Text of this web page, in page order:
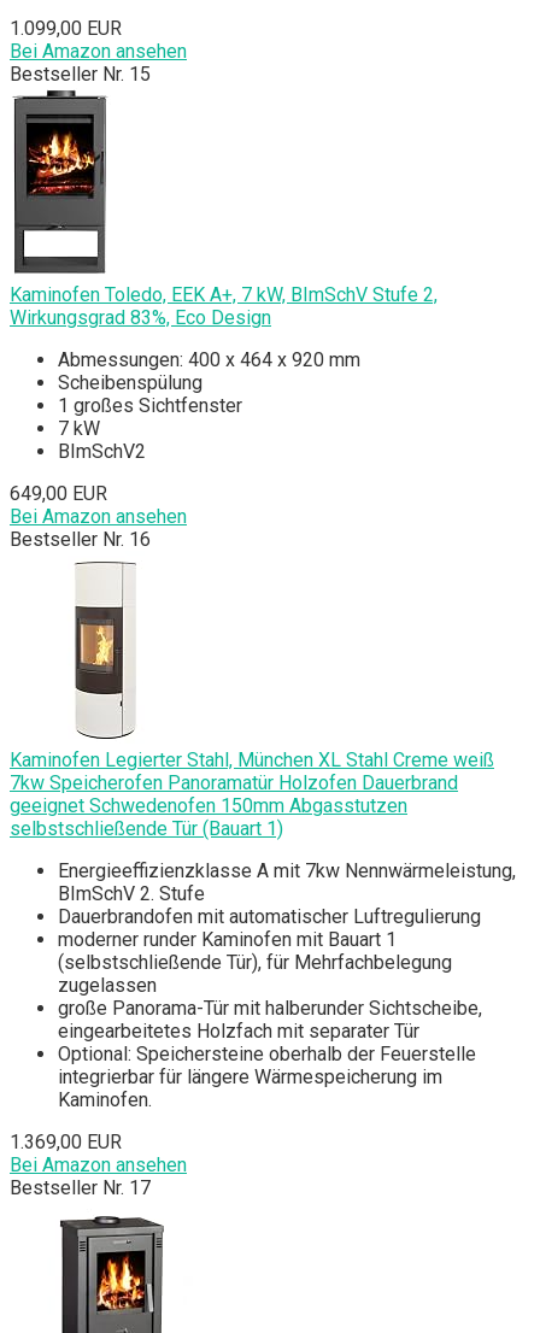
1.099,00 EUR
Bei Amazon ansehen
Bestseller Nr. 15
Kaminofen Toledo, EEK A+, 7 kW, BImSchV Stufe 2,
Wirkungsgrad 83%, Eco Design
Abmessungen: 400 x 464 x 920 mm
Scheibenspülung
1 großes Sichtfenster
7 kW
BImSchV2
649,00 EUR
Bei Amazon ansehen
Bestseller Nr. 16
Kaminofen Legierter Stahl, München XL Stahl Creme weiß
7kw Speicherofen Panoramatür Holzofen Dauerbrand
geeignet Schwedenofen 150mm Abgasstutzen
selbstschließende Tür (Bauart 1)
Energieeffizienzklasse A mit 7kw Nennwärmeleistung,
BImSchV 2. Stufe
Dauerbrandofen mit automatischer Luftregulierung
moderner runder Kaminofen mit Bauart 1
(selbstschließende Tür), für Mehrfachbelegung
zugelassen
große Panorama-Tür mit halberunder Sichtscheibe,
eingearbeitetes Holzfach mit separater Tür
Optional: Speichersteine oberhalb der Feuerstelle
integrierbar für längere Wärmespeicherung im
Kaminofen.
1.369,00 EUR
Bei Amazon ansehen
Bestseller Nr. 17